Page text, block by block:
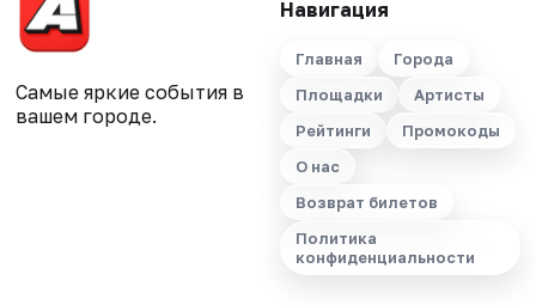
Самые яркие события в
вашем городе.
Навигация
Главная
Города
Площадки
Артисты
Рейтинги
Промокоды
О нас
Возврат билетов
Политика
конфиденциальности